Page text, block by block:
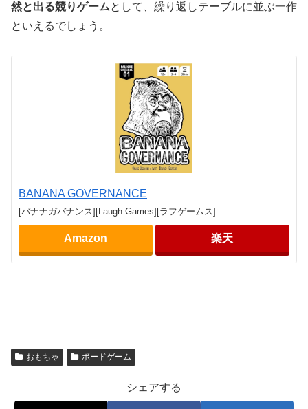
然と出る競りゲームとして、繰り返しテーブルに並ぶ一作
といえるでしょう。
BANANA GOVERNANCE
[バナナガバナンス][Laugh Games][ラフゲームス]
Amazon 楽天
おもちゃ ボードゲーム
シェアする